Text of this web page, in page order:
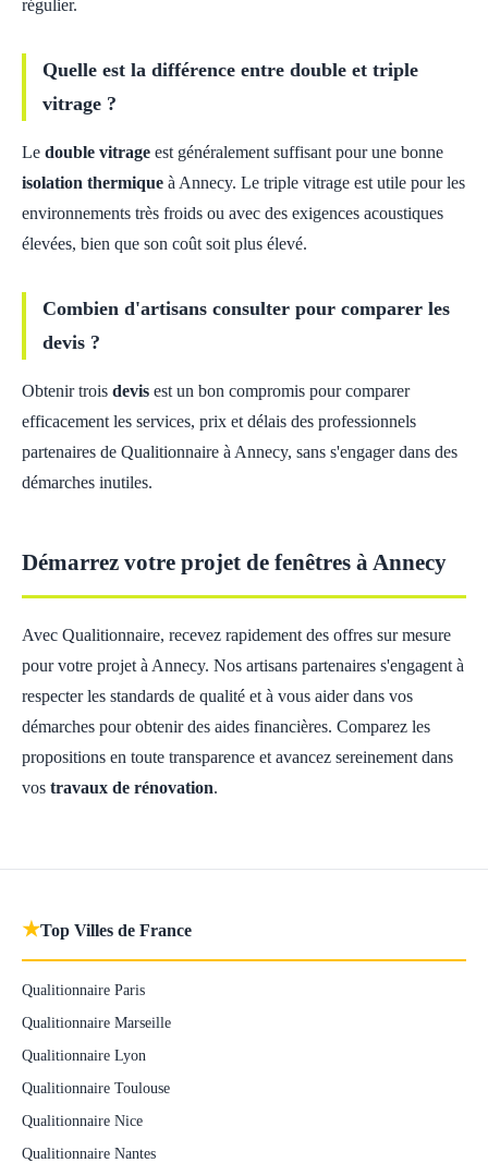
régulier.
Quelle est la différence entre double et triple
vitrage ?
Le double vitrage est généralement suffisant pour une bonne
isolation thermique à Annecy. Le triple vitrage est utile pour les
environnements très froids ou avec des exigences acoustiques
élevées, bien que son coût soit plus élevé.
Combien d'artisans consulter pour comparer les
devis ?
Obtenir trois devis est un bon compromis pour comparer
efficacement les services, prix et délais des professionnels
partenaires de Qualitionnaire à Annecy, sans s'engager dans des
démarches inutiles.
Démarrez votre projet de fenêtres à Annecy
Avec Qualitionnaire, recevez rapidement des offres sur mesure
pour votre projet à Annecy. Nos artisans partenaires s'engagent à
respecter les standards de qualité et à vous aider dans vos
démarches pour obtenir des aides financières. Comparez les
propositions en toute transparence et avancez sereinement dans
vos travaux de rénovation.
★Top Villes de France
Qualitionnaire Paris
Qualitionnaire Marseille
Qualitionnaire Lyon
Qualitionnaire Toulouse
Qualitionnaire Nice
Qualitionnaire Nantes